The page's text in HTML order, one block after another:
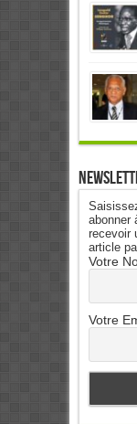
abonner
recevoir
article
Votre
Votre